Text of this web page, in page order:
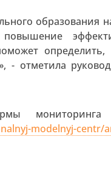
образования
- отметила
modelnyj-centr/